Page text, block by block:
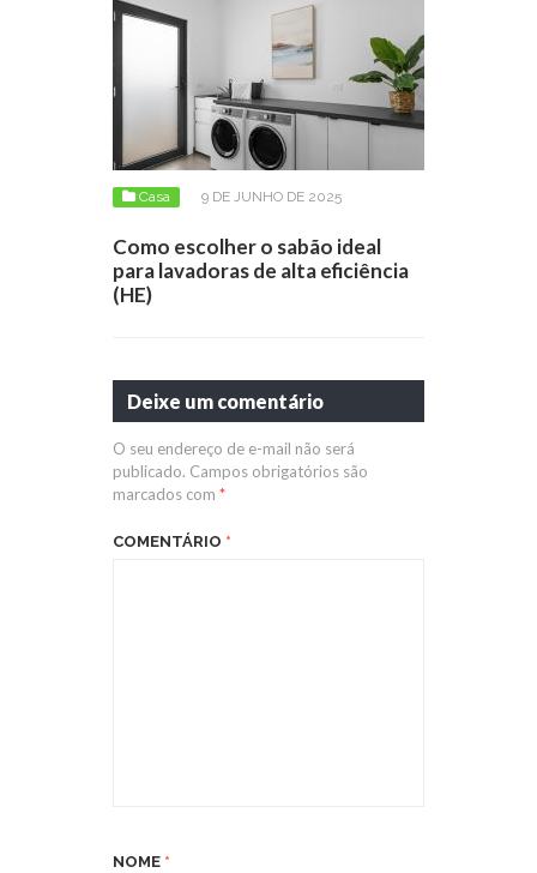
Casa 9 DE JUNHO DE 2025
Como escolher o sabão ideal
para lavadoras de alta eficiência
(HE)
Deixe um comentário
O seu endereço de e-mail não será
publicado. Campos obrigatórios são
marcados com *
COMENTÁRIO *
NOME *